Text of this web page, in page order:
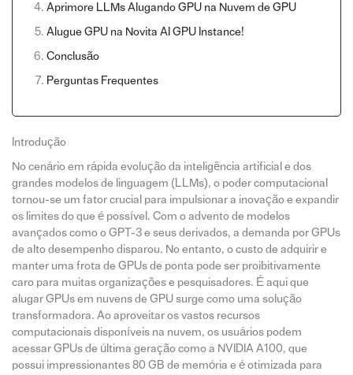
Aprimore LLMs Alugando GPU na Nuvem de GPU
Alugue GPU na Novita AI GPU Instance!
Conclusão
Perguntas Frequentes
Introdução
No cenário em rápida evolução da inteligência artificial e dos
grandes modelos de linguagem (LLMs), o poder computacional
tornou-se um fator crucial para impulsionar a inovação e expandir
os limites do que é possível. Com o advento de modelos
avançados como o GPT-3 e seus derivados, a demanda por GPUs
de alto desempenho disparou. No entanto, o custo de adquirir e
manter uma frota de GPUs de ponta pode ser proibitivamente
caro para muitas organizações e pesquisadores. É aqui que
alugar GPUs em nuvens de GPU surge como uma solução
transformadora. Ao aproveitar os vastos recursos
computacionais disponíveis na nuvem, os usuários podem
acessar GPUs de última geração como a NVIDIA A100, que
possui impressionantes 80 GB de memória e é otimizada para